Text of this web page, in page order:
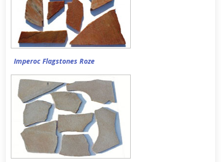
Imperoc Flagstones Roze